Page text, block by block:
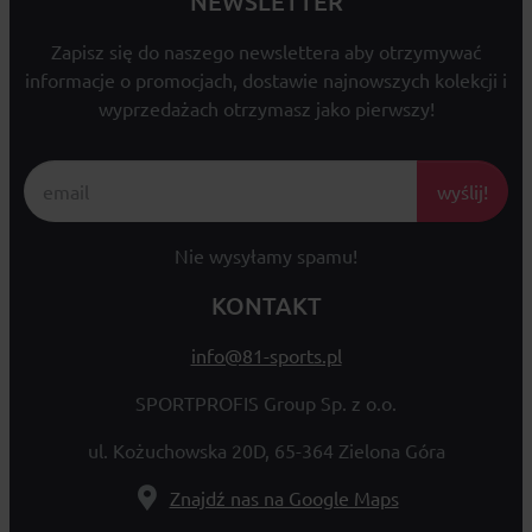
Zapisz się do naszego newslettera aby otrzymywać
informacje o promocjach, dostawie najnowszych kolekcji i
wyprzedażach otrzymasz jako pierwszy!
wyślij!
Nie wysyłamy spamu!
KONTAKT
info@81-sports.pl
SPORTPROFIS Group Sp. z o.o.
ul. Kożuchowska 20D, 65-364 Zielona Góra
Znajdź nas na Google Maps